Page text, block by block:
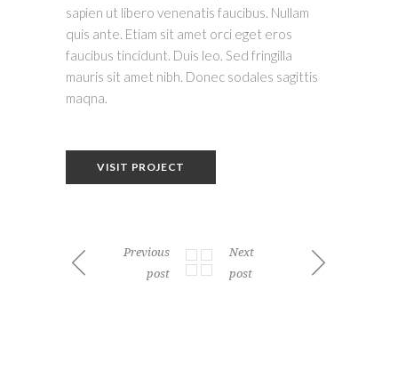
sapien ut libero venenatis faucibus. Nullam
quis ante. Etiam sit amet orci eget eros
faucibus tincidunt. Duis leo. Sed fringilla
mauris sit amet nibh. Donec sodales sagittis
maqna.
VISIT PROJECT
Previous
post
Next
post